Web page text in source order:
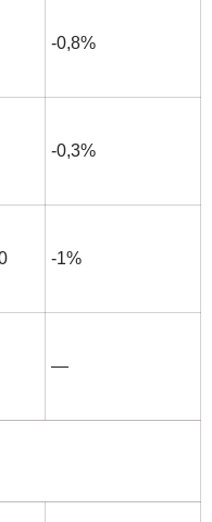
-0,8%
-0,3%
-1%
—